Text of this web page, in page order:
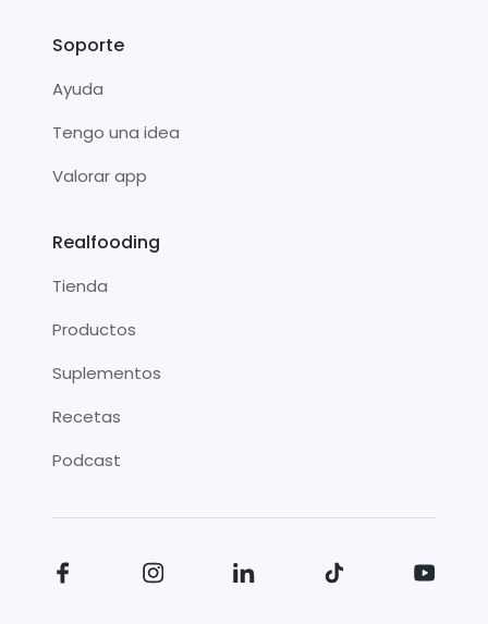
Soporte
Ayuda
Tengo una idea
Valorar app
Realfooding
Tienda
Productos
Suplementos
Recetas
Podcast